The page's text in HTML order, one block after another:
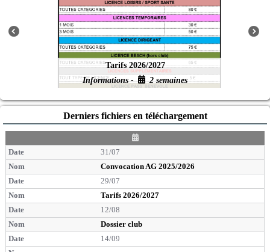
Tarifs 2026/2027
Informations -
2 semaines
Derniers fichiers en téléchargement
D
a
e
31/07
Convocation AG 2025/2026
29/07
Tarifs 2026/2027
12/08
Dossier club
14/09